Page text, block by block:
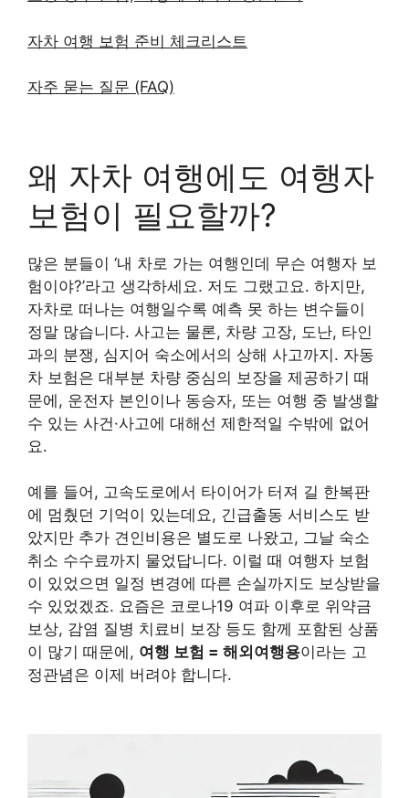
자차 여행 보험 준비 체크리스트
자주 묻는 질문 (FAQ)
왜 자차 여행에도 여행자
보험이 필요할까?
많은 분들이 ‘내 차로 가는 여행인데 무슨 여행자 보
험이야?’라고 생각하세요. 저도 그랬고요. 하지만,
자차로 떠나는 여행일수록 예측 못 하는 변수들이
정말 많습니다. 사고는 물론, 차량 고장, 도난, 타인
과의 분쟁, 심지어 숙소에서의 상해 사고까지. 자동
차 보험은 대부분 차량 중심의 보장을 제공하기 때
문에, 운전자 본인이나 동승자, 또는 여행 중 발생할
수 있는 사건·사고에 대해선 제한적일 수밖에 없어
요.
예를 들어, 고속도로에서 타이어가 터져 길 한복판
에 멈췄던 기억이 있는데요, 긴급출동 서비스도 받
았지만 추가 견인비용은 별도로 나왔고, 그날 숙소
취소 수수료까지 물었답니다. 이럴 때 여행자 보험
이 있었으면 일정 변경에 따른 손실까지도 보상받을
수 있었겠죠. 요즘은 코로나19 여파 이후로 위약금
보상, 감염 질병 치료비 보장 등도 함께 포함된 상품
이 많기 때문에, 여행 보험 = 해외여행용이라는 고
정관념은 이제 버려야 합니다.